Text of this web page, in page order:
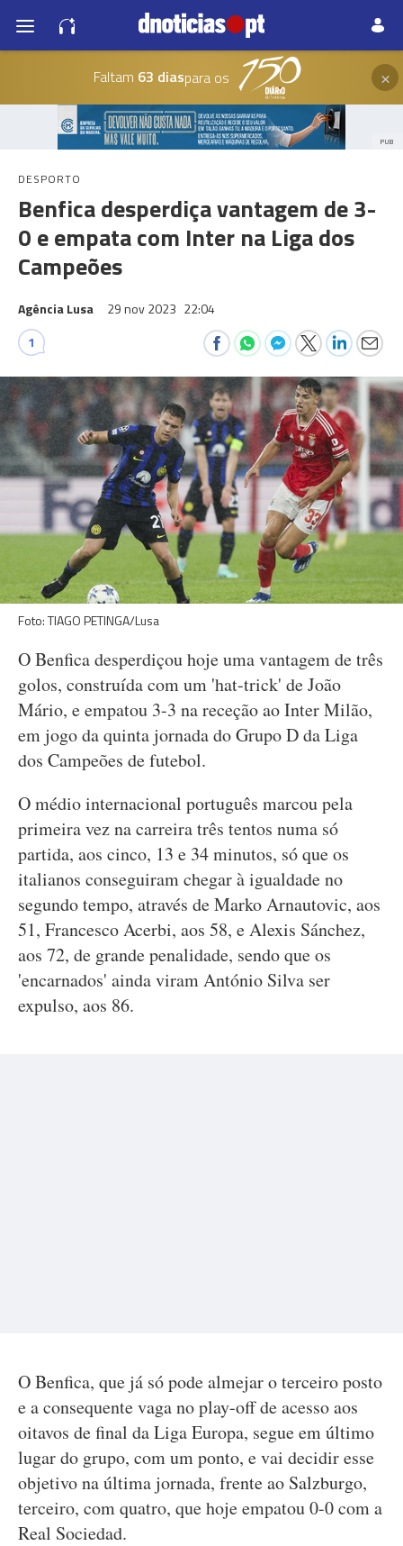
Faltam 63 diaspara os ×
PUB
DESPORTO
Benfica desperdiça vantagem de 3-
0 e empata com Inter na Liga dos
Campeões
Agência Lusa 29 nov 2023 22:04
1
Foto: TIAGO PETINGA/Lusa
O Benfica desperdiçou hoje uma vantagem de três
golos, construída com um 'hat-trick' de João
Mário, e empatou 3-3 na receção ao Inter Milão,
em jogo da quinta jornada do Grupo D da Liga
dos Campeões de futebol.
O médio internacional português marcou pela
primeira vez na carreira três tentos numa só
partida, aos cinco, 13 e 34 minutos, só que os
italianos conseguiram chegar à igualdade no
segundo tempo, através de Marko Arnautovic, aos
51, Francesco Acerbi, aos 58, e Alexis Sánchez,
aos 72, de grande penalidade, sendo que os
'encarnados' ainda viram António Silva ser
expulso, aos 86.
O Benfica, que já só pode almejar o terceiro posto
e a consequente vaga no play-off de acesso aos
oitavos de final da Liga Europa, segue em último
lugar do grupo, com um ponto, e vai decidir esse
objetivo na última jornada, frente ao Salzburgo,
terceiro, com quatro, que hoje empatou 0-0 com a
Real Sociedad.